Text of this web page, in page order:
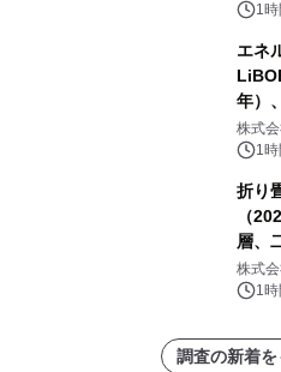
他）1時
エネ
年）
分析
株式
1時
折り
（
層、
を発
株式
1時
調査の新着